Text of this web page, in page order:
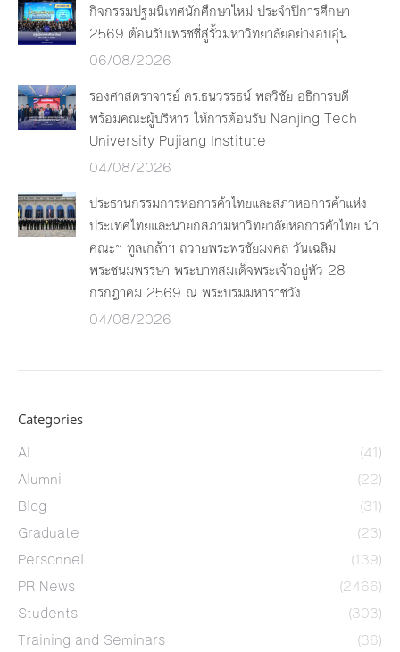
กิจกรรมปฐมนิเทศนักศึกษาใหม่ ประจำปีการศึกษา
2569 ต้อนรับเฟรชชี่สู่รั้วมหาวิทยาลัยอย่างอบอุ่น
06/08/2026
รองศาสตราจารย์ ดร.ธนวรรธน์ พลวิชัย อธิการบดี
พร้อมคณะผู้บริหาร ให้การต้อนรับ Nanjing Tech
University Pujiang Institute
04/08/2026
ประธานกรรมการหอการค้าไทยและสภาหอการค้าแห่ง
ประเทศไทยและนายกสภามหาวิทยาลัยหอการค้าไทย นำ
คณะฯ ทูลเกล้าฯ ถวายพระพรชัยมงคล วันเฉลิม
พระชนมพรรษา พระบาทสมเด็จพระเจ้าอยู่หัว 28
กรกฎาคม 2569 ณ พระบรมมหาราชวัง
04/08/2026
Categories
AI
(41)
Alumni
(22)
Blog
(31)
Graduate
(23)
Personnel
(139)
PR News
(2466)
Students
(303)
Training and Seminars
(36)